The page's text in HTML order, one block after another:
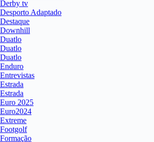
Derby tv
Desporto Adaptado
Destaque
Downhill
Duatlo
Duatlo
Duatlo
Enduro
Entrevistas
Estrada
Estrada
Euro 2025
Euro2024
Extreme
Footgolf
Formação